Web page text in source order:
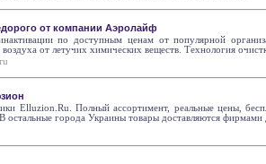
от компании Аэролайф
по доступным ценам от популярной
от летучих химических веществ. Технология
Elluzion.Ru. Полный ассортимент, реальные цены,
остальные города Украины товары доставляются фирмами